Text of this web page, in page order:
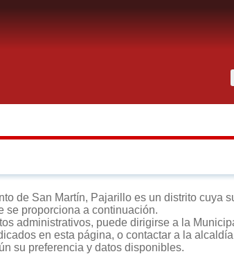
de San Martín, Pajarillo es un distrito cuya
se proporciona a continuación.
administrativos, puede dirigirse a la
en esta página, o contactar a la
su preferencia y datos disponibles.